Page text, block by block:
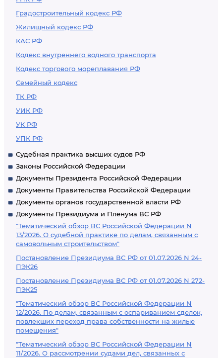
Градостроительный кодекс РФ
Жилищный кодекс РФ
КАС РФ
Кодекс внутреннего водного транспорта
Кодекс торгового мореплавания РФ
Семейный кодекс
ТК РФ
УИК РФ
УК РФ
УПК РФ
Судебная практика высших судов РФ
Законы Российской Федерации
Документы Президента Российской Федерации
Документы Правительства Российской Федерации
Документы органов государственной власти РФ
Документы Президиума и Пленума ВС РФ
"Тематический обзор ВС Российской Федерации N
13/2026. О судебной практике по делам, связанным с
самовольным строительством"
Постановление Президиума ВС РФ от 01.07.2026 N 24-
ПЭК26
Постановление Президиума ВС РФ от 01.07.2026 N 272-
ПЭК25
"Тематический обзор ВС Российской Федерации N
12/2026. По делам, связанным с оспариванием сделок,
повлекших переход права собственности на жилые
помещения"
"Тематический обзор ВС Российской Федерации N
11/2026. О рассмотрении судами дел, связанных с